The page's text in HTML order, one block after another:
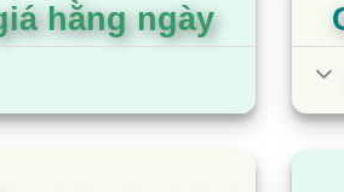
hằng ngày